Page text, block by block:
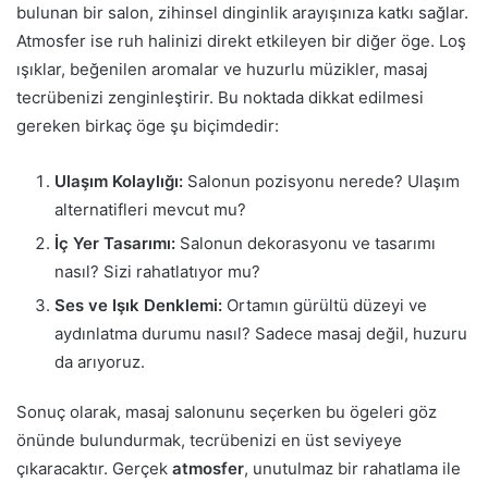
bulunan bir salon, zihinsel dinginlik arayışınıza katkı sağlar.
Atmosfer ise ruh halinizi direkt etkileyen bir diğer öge. Loş
ışıklar, beğenilen aromalar ve huzurlu müzikler, masaj
tecrübenizi zenginleştirir. Bu noktada dikkat edilmesi
gereken birkaç öge şu biçimdedir:
Ulaşım Kolaylığı: Salonun pozisyonu nerede? Ulaşım
alternatifleri mevcut mu?
İç Yer Tasarımı: Salonun dekorasyonu ve tasarımı
nasıl? Sizi rahatlatıyor mu?
Ses ve Işık Denklemi: Ortamın gürültü düzeyi ve
aydınlatma durumu nasıl? Sadece masaj değil, huzuru
da arıyoruz.
Sonuç olarak, masaj salonunu seçerken bu ögeleri göz
önünde bulundurmak, tecrübenizi en üst seviyeye
çıkaracaktır. Gerçek atmosfer, unutulmaz bir rahatlama ile